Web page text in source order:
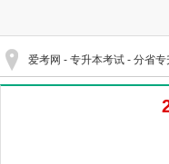
爱考网 - 专升本考试 - 分省专